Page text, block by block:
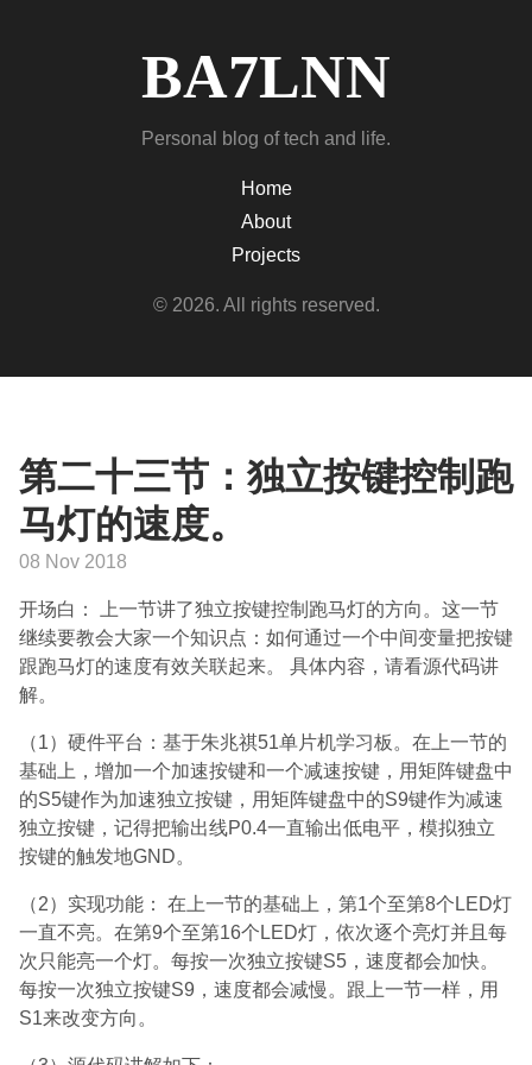
BA7LNN
Personal blog of tech and life.
Home
About
Projects
© 2026. All rights reserved.
第二十三节：独立按键控制跑
马灯的速度。
08 Nov 2018
开场白： 上一节讲了独立按键控制跑马灯的方向。这一节
继续要教会大家一个知识点：如何通过一个中间变量把按键
跟跑马灯的速度有效关联起来。 具体内容，请看源代码讲
解。
（1）硬件平台：基于朱兆祺51单片机学习板。在上一节的
基础上，增加一个加速按键和一个减速按键，用矩阵键盘中
的S5键作为加速独立按键，用矩阵键盘中的S9键作为减速
独立按键，记得把输出线P0.4一直输出低电平，模拟独立
按键的触发地GND。
（2）实现功能： 在上一节的基础上，第1个至第8个LED灯
一直不亮。在第9个至第16个LED灯，依次逐个亮灯并且每
次只能亮一个灯。每按一次独立按键S5，速度都会加快。
每按一次独立按键S9，速度都会减慢。跟上一节一样，用
S1来改变方向。